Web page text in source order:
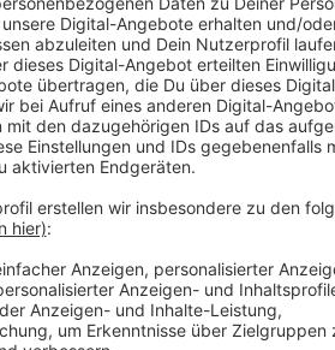
Veröffentlicht:Sonntag,
Anzeige